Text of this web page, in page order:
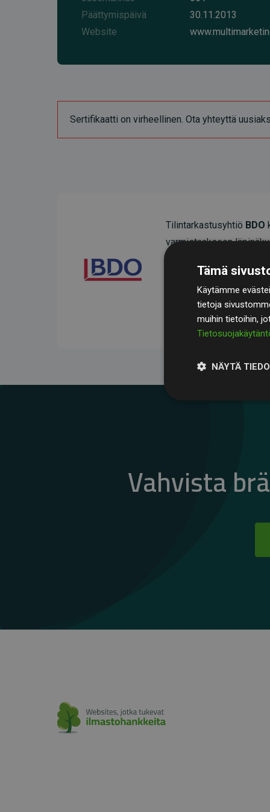
Päättymispäivä
30.11.2013
Website
Sertifikaatti on virheellinen. Ota yhteyttä
Tilintarkastusyhtiö BDO
varmistaakseen
Heidän
jäsenverkkosivustoilla
vaikutuksesta.
Vahvista
Tämä
Käytämme
tietoja
muihin tietoihin,
NÄYTÄ